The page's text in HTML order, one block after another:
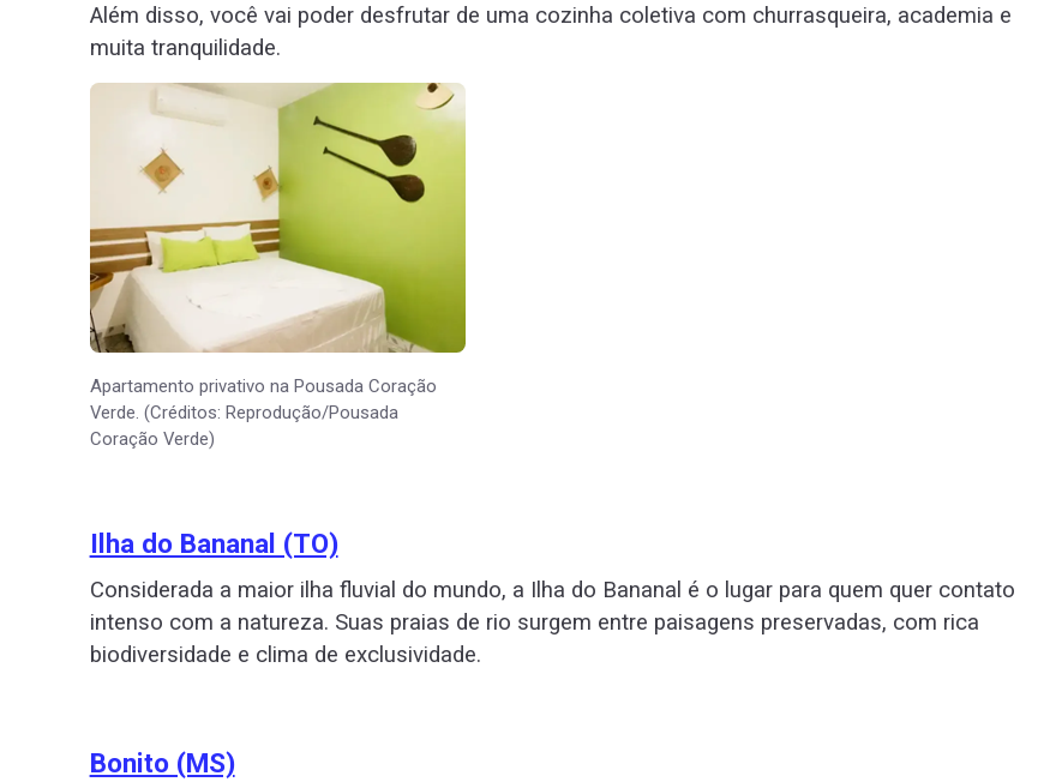
Além disso, você vai poder desfrutar de uma cozinha coletiva com churrasqueira, academia e
muita tranquilidade.
Apartamento privativo na Pousada Coração
Verde. (Créditos: Reprodução/Pousada
Coração Verde)
Ilha do Bananal (TO)
Considerada a maior ilha fluvial do mundo, a Ilha do Bananal é o lugar para quem quer contato
intenso com a natureza. Suas praias de rio surgem entre paisagens preservadas, com rica
biodiversidade e clima de exclusividade.
Bonito (MS)